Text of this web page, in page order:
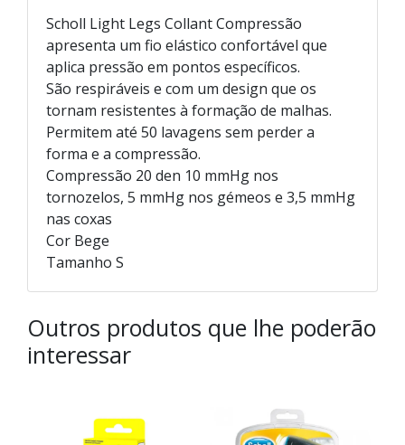
Scholl Light Legs Collant Compressão
apresenta um fio elástico confortável que
aplica pressão em pontos específicos.
São respiráveis e com um design que os
tornam resistentes à formação de malhas.
Permitem até 50 lavagens sem perder a
forma e a compressão.
Compressão 20 den 10 mmHg nos
tornozelos, 5 mmHg nos gémeos e 3,5 mmHg
nas coxas
Cor Bege
Tamanho S
Outros produtos que lhe poderão
interessar